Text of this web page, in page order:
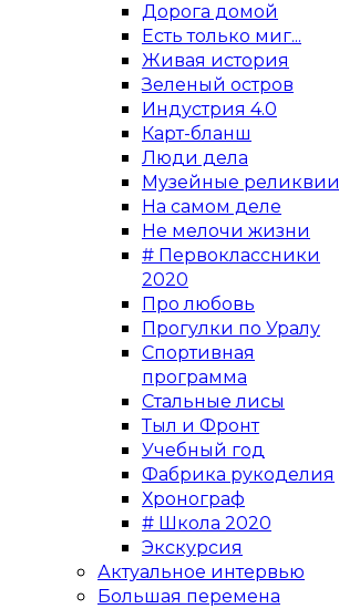
Дорога домой
Есть только миг...
Живая история
Зеленый остров
Индустрия 4.0
Карт-бланш
Люди дела
Музейные реликвии
На самом деле
Не мелочи жизни
# Первоклассники
2020
Про любовь
Прогулки по Уралу
Спортивная
программа
Стальные лисы
Тыл и Фронт
Учебный год
Фабрика рукоделия
Хронограф
# Школа 2020
Экскурсия
Актуальное интервью
Большая перемена